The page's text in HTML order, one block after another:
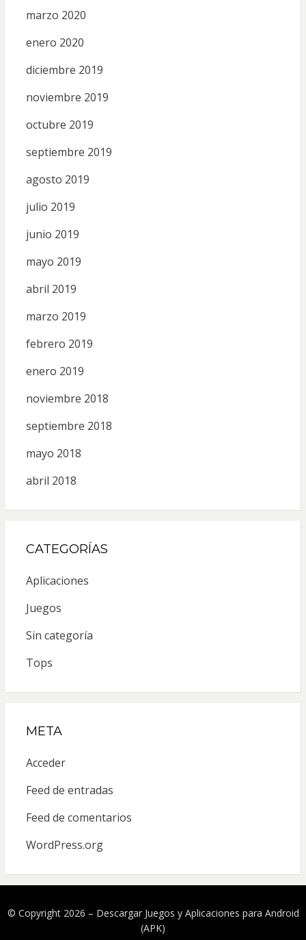
marzo 2020
enero 2020
diciembre 2019
noviembre 2019
octubre 2019
septiembre 2019
agosto 2019
julio 2019
junio 2019
mayo 2019
abril 2019
marzo 2019
febrero 2019
enero 2019
noviembre 2018
septiembre 2018
mayo 2018
abril 2018
CATEGORÍAS
Aplicaciones
Juegos
Sin categoría
Tops
META
Acceder
Feed de entradas
Feed de comentarios
WordPress.org
© Copyright 2026 – Descargar Juegos y Aplicaciones para Android
(APK)